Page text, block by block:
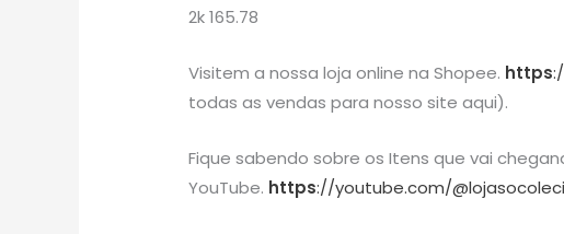
2k 165.78
Visitem a nossa loja online na Shopee. https
todas as vendas para nosso site aqui).
Fique sabendo sobre os Itens que vai
YouTube. https://youtube.com/